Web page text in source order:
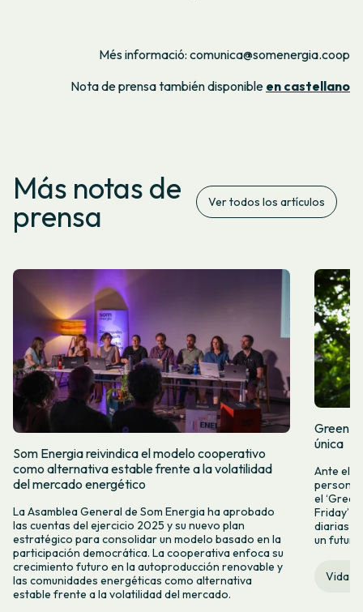
Més informació: comunica@somenergia.coop
Nota de prensa también disponible en castellano
Más notas de
prensa Ver todos los artículos
Som Energia reivindica el modelo cooperativo
como alternativa estable frente a la volatilidad
del mercado energético
La Asamblea General de Som Energia ha aprobado
las cuentas del ejercicio 2025 y su nuevo plan
estratégico para consolidar un modelo basado en la
participación democrática. La cooperativa enfoca su
crecimiento futuro en la autoproducción renovable y
las comunidades energéticas como alternativa
estable frente a la volatilidad del mercado.
Green
única
Ante el
el
Friday’
diarias y
un
Vida